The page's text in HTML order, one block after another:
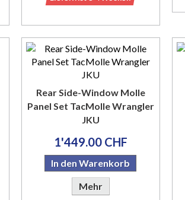
Rear Side-Window Molle
Panel Set TacMolle Wrangler
JKU
1'449.00 CHF
In den Warenkorb
Mehr